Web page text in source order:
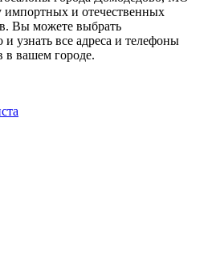
и отечественных
Вы можете выбрать
узнать все адреса и телефоны
в вашем городе.